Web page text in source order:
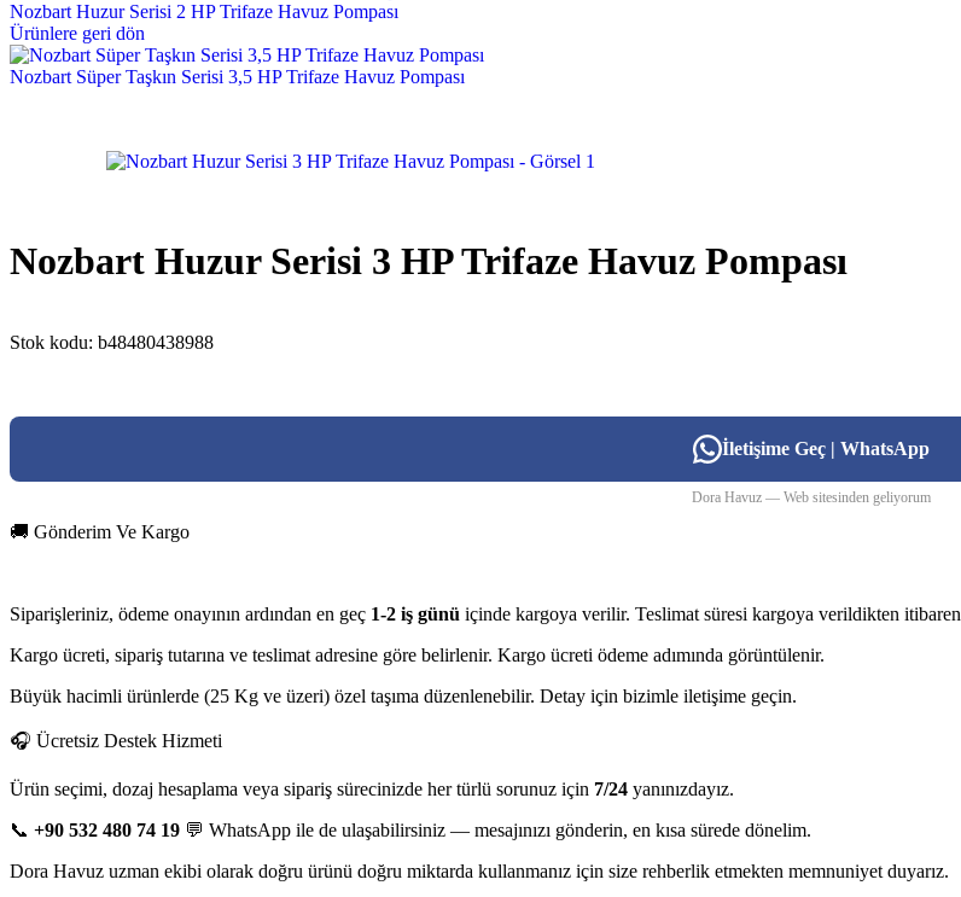
Nozbart Huzur Serisi 2 HP Trifaze Havuz Pompası
Ürünlere geri dön
Nozbart Süper Taşkın Serisi 3,5 HP Trifaze Havuz Pompası
Nozbart Huzur Serisi 3 HP Trifaze Havuz Pompası
Stok kodu: b48480438988
İletişime Geç | WhatsApp
Dora Havuz — Web sitesinden geliyorum
🚚 Gönderim Ve Kargo
Siparişleriniz, ödeme onayının ardından en geç 1-2 iş günü içinde kargoya verilir. Teslimat süresi kargoya verildikten itibaren
Kargo ücreti, sipariş tutarına ve teslimat adresine göre belirlenir. Kargo ücreti ödeme adımında görüntülenir.
Büyük hacimli ürünlerde (25 Kg ve üzeri) özel taşıma düzenlenebilir. Detay için bizimle iletişime geçin.
🎧 Ücretsiz Destek Hizmeti
Ürün seçimi, dozaj hesaplama veya sipariş sürecinizde her türlü sorunuz için 7/24 yanınızdayız.
📞 +90 532 480 74 19 💬 WhatsApp ile de ulaşabilirsiniz — mesajınızı gönderin, en kısa sürede dönelim.
Dora Havuz uzman ekibi olarak doğru ürünü doğru miktarda kullanmanız için size rehberlik etmekten memnuniyet duyarız.